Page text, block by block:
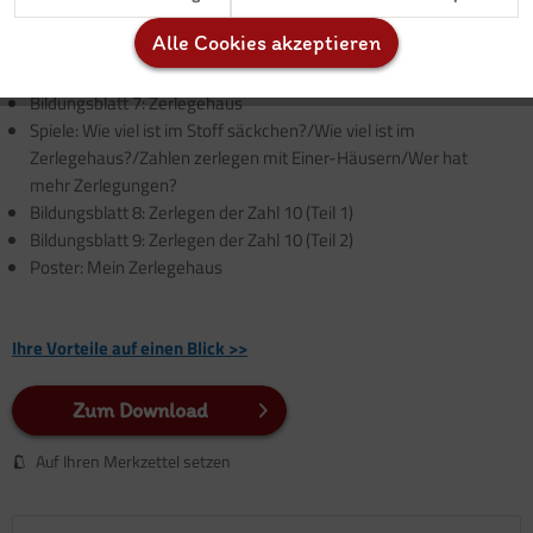
Binldungsblatt 4: Zerlegen der Zahl 8
Bildungsblatt 5: Zerlegen der Zahl 9 (Teil 1)
Bildungsblatt 6: Zerlegen der Zahl 9 (Teil 2)
Bildungsblatt 7: Zerlegehaus
Spiele: Wie viel ist im Stoff säckchen?/Wie viel ist im
Zerlegehaus?/Zahlen zerlegen mit Einer-Häusern/Wer hat
mehr Zerlegungen?
Bildungsblatt 8: Zerlegen der Zahl 10 (Teil 1)
Bildungsblatt 9: Zerlegen der Zahl 10 (Teil 2)
Poster: Mein Zerlegehaus
Ihre Vorteile auf einen Blick >>
Zum Download
Auf Ihren Merkzettel setzen
Inaktiv
Alle Cookies akzeptieren